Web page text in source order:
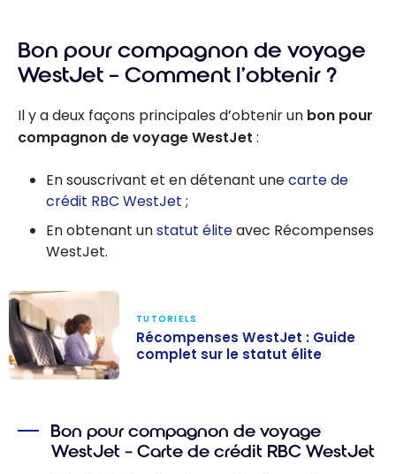
Bon pour compagnon de voyage
WestJet – Comment l’obtenir ?
Il y a deux façons principales d’obtenir un bon pour
compagnon de voyage WestJet :
En souscrivant et en détenant unecarte de
crédit RBC WestJet ;
En obtenant unstatut éliteavec Récompenses
WestJet.
complet sur le
statut élite
TUTORIELS
Récompenses WestJet : Guide
complet sur le statut élite
Bon pour compagnon de voyage
WestJet – Carte de crédit RBC WestJet